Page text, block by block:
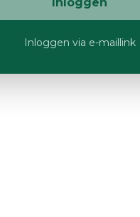
Inloggen via e-maillink